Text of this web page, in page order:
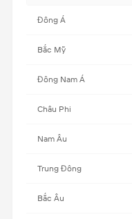
Đông Á
Bắc Mỹ
Đông Nam Á
Châu Phi
Nam Âu
Trung Đông
Bắc Âu